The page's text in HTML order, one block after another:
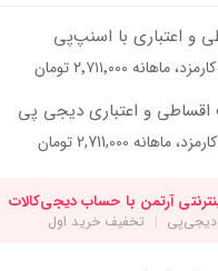
و اعتباری با اسنپ‌پی
اقساطی و اعتباری دیجی پی